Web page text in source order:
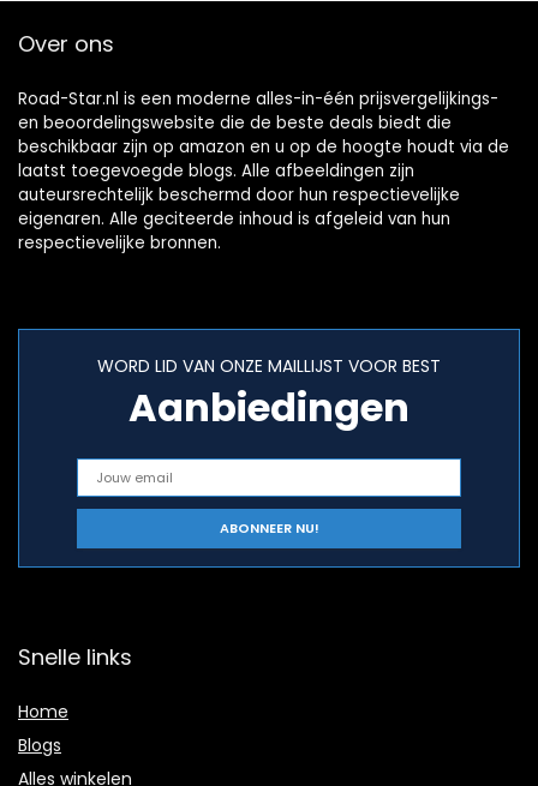
Over ons
Road-Star.nl is een moderne alles-in-één prijsvergelijkings-
en beoordelingswebsite die de beste deals biedt die
beschikbaar zijn op amazon en u op de hoogte houdt via de
laatst toegevoegde blogs. Alle afbeeldingen zijn
auteursrechtelijk beschermd door hun respectievelijke
eigenaren. Alle geciteerde inhoud is afgeleid van hun
respectievelijke bronnen.
WORD LID VAN ONZE MAILLIJST VOOR BEST
Aanbiedingen
Snelle links
Home
Blogs
Alles winkelen